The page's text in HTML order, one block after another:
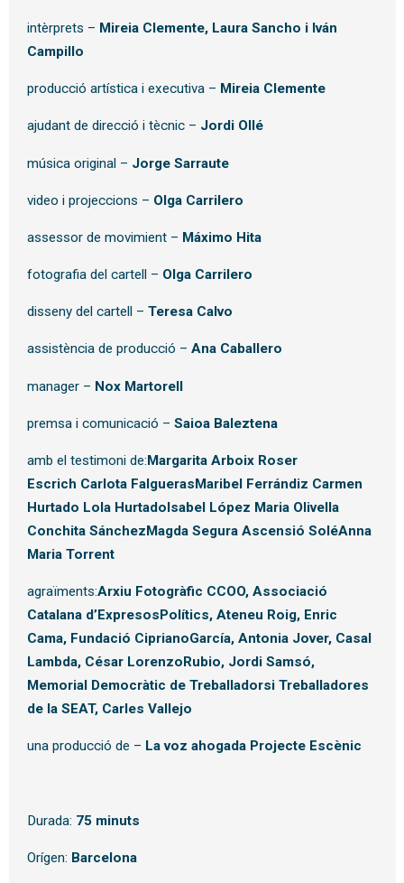
intèrprets – Mireia Clemente, Laura Sancho i Iván
Campillo
producció artística i executiva – Mireia Clemente
ajudant de direcció i tècnic – Jordi Ollé
música original – Jorge Sarraute
video i projeccions – Olga Carrilero
assessor de movimient – Máximo Hita
fotografia del cartell – Olga Carrilero
disseny del cartell – Teresa Calvo
assistència de producció – Ana Caballero
manager – Nox Martorell
premsa i comunicació – Saioa Baleztena
amb el testimoni de:Margarita Arboix Roser
Escrich Carlota FalguerasMaribel Ferrándiz Carmen
Hurtado Lola HurtadoIsabel López Maria Olivella
Conchita SánchezMagda Segura Ascensió SoléAnna
Maria Torrent
agraïments:Arxiu Fotogràfic CCOO, Associació
Catalana d’ExpresosPolítics, Ateneu Roig, Enric
Cama, Fundació CiprianoGarcía, Antonia Jover, Casal
Lambda, César LorenzoRubio, Jordi Samsó,
Memorial Democràtic de Treballadorsi Treballadores
de la SEAT, Carles Vallejo
una producció de – La voz ahogada Projecte Escènic
Durada: 75 minuts
Orígen: Barcelona